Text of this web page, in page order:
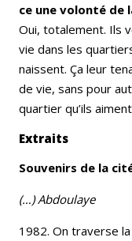
ce une volonté de
Oui, totalement. Ils
vie dans les
naissent. Ça leur
de vie, sans pour
quartier qu’ils
Extraits
Souvenirs de la
(…) Abdoulaye
1982. On traverse